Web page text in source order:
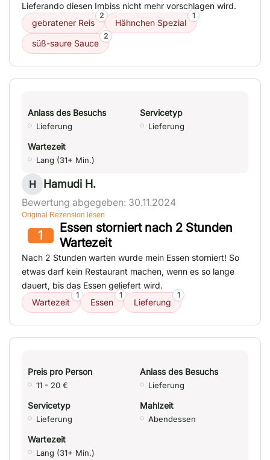
Lieferando diesen Imbiss nicht mehr vorschlagen wird.
gebratener Reis
2
Hähnchen Spezial
1
süß-saure Sauce
2
Anlass des Besuchs
Lieferung
Servicetyp
Lieferung
Wartezeit
Lang (31+ Min.)
H Hamudi H.
Bewertung abgegeben: 30.11.2024
Original Rezension lesen
1
Essen storniert nach 2 Stunden
Wartezeit
Nach 2 Stunden warten wurde mein Essen storniert! So
etwas darf kein Restaurant machen, wenn es so lange
dauert, bis das Essen geliefert wird.
Wartezeit
1
Essen
1
Lieferung
1
Preis pro Person
11 - 20 €
Anlass des Besuchs
Lieferung
Servicetyp
Lieferung
Mahlzeit
Abendessen
Wartezeit
Lang (31+ Min.)